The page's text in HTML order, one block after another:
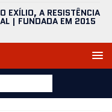
EXÍLIO, A RESISTÊNCIA
| FUNDADA EM 2015